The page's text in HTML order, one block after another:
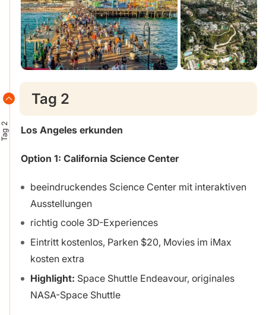
Tag 2
Tag 2
Los Angeles erkunden
Option 1: California Science Center
beeindruckendes Science Center mit interaktiven
Ausstellungen
richtig coole 3D-Experiences
Eintritt kostenlos, Parken $20, Movies im iMax
kosten extra
Highlight: Space Shuttle Endeavour, originales
NASA-Space Shuttle